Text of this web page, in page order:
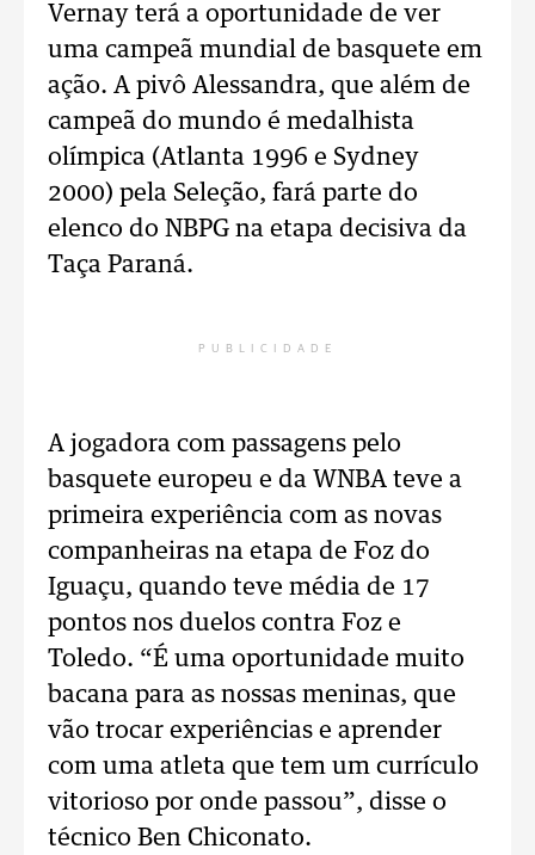
Vernay terá a oportunidade de ver
uma campeã mundial de basquete em
ação. A pivô Alessandra, que além de
campeã do mundo é medalhista
olímpica (Atlanta 1996 e Sydney
2000) pela Seleção, fará parte do
elenco do NBPG na etapa decisiva da
Taça Paraná.
PUBLICIDADE
A jogadora com passagens pelo
basquete europeu e da WNBA teve a
primeira experiência com as novas
companheiras na etapa de Foz do
Iguaçu, quando teve média de 17
pontos nos duelos contra Foz e
Toledo. “É uma oportunidade muito
bacana para as nossas meninas, que
vão trocar experiências e aprender
com uma atleta que tem um currículo
vitorioso por onde passou”, disse o
técnico Ben Chiconato.